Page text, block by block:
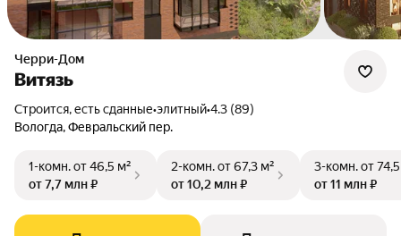
Черри-Дом
Витязь
Строится, есть сданные•элитный•4.3 (89)
Вологда, Февральский пер.
1-комн.от 46,5 м²
от 7,7 млн ₽
2-комн.от 67,3 м²
от 10,2 млн ₽
3-комн.от
от 11 млн ₽